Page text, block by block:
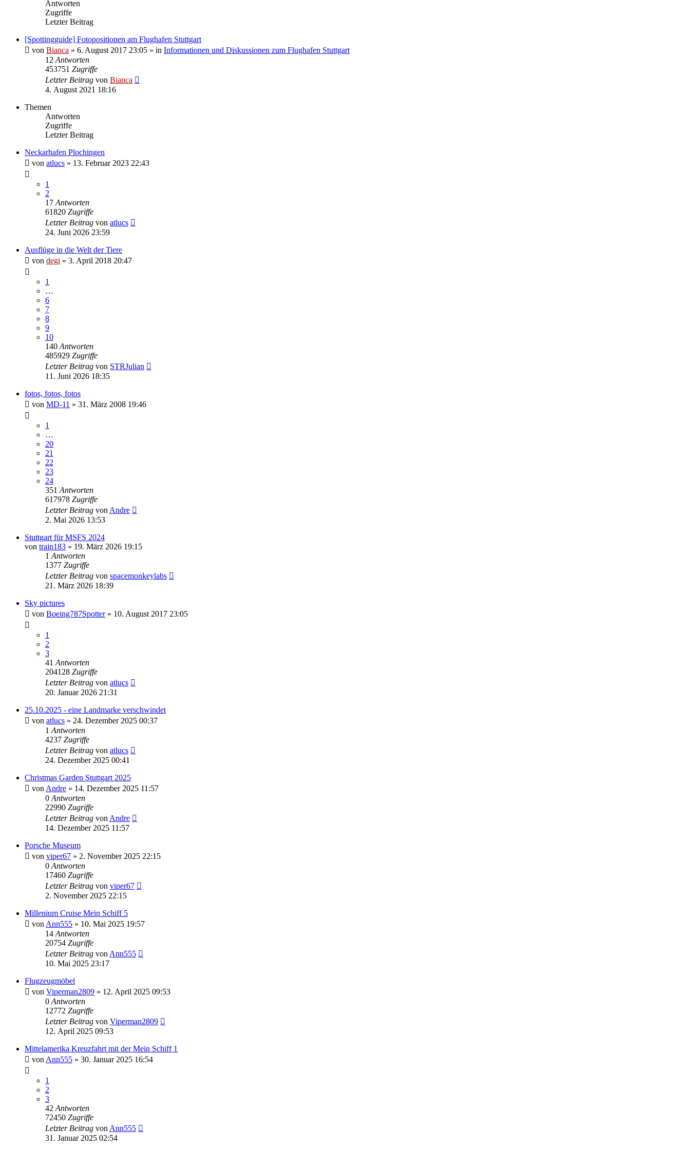
Antworten
Zugriffe
Letzter Beitrag
[Spottingguide] Fotopositionen am Flughafen Stuttgart
von Bianca » 6. August 2017 23:05 » in Informationen und Diskussionen zum Flughafen Stuttgart
12 Antworten
453751 Zugriffe
Letzter Beitrag von Bianca
4. August 2021 18:16
Themen
Antworten
Zugriffe
Letzter Beitrag
Neckarhafen Plochingen
von atlucs » 13. Februar 2023 22:43
1
2
17 Antworten
61820 Zugriffe
Letzter Beitrag von atlucs
24. Juni 2026 23:59
Ausflüge in die Welt der Tiere
von degi » 3. April 2018 20:47
1
…
6
7
8
9
10
140 Antworten
485929 Zugriffe
Letzter Beitrag von STRJulian
11. Juni 2026 18:35
fotos, fotos, fotos
von MD-11 » 31. März 2008 19:46
1
…
20
21
22
23
24
351 Antworten
617978 Zugriffe
Letzter Beitrag von Andre
2. Mai 2026 13:53
Stuttgart für MSFS 2024
von train183 » 19. März 2026 19:15
1 Antworten
1377 Zugriffe
Letzter Beitrag von spacemonkeylabs
21. März 2026 18:39
Sky pictures
von Boeing787Spotter» 10. August 2017 23:05
1
2
3
41 Antworten
204128 Zugriffe
Letzter Beitrag von atlucs
20. Januar 2026 21:31
25.10.2025 - eine Landmarke verschwindet
von atlucs » 24. Dezember 2025 00:37
1 Antworten
4237 Zugriffe
Letzter Beitrag von atlucs
24. Dezember 2025 00:41
Christmas Garden Stuttgart 2025
von Andre » 14. Dezember 2025 11:57
0 Antworten
22990 Zugriffe
Letzter Beitrag von Andre
14. Dezember 2025 11:57
Porsche Museum
von viper67 » 2. November 2025 22:15
0 Antworten
17460 Zugriffe
Letzter Beitrag von viper67
2. November 2025 22:15
Millenium Cruise Mein Schiff 5
von Ann555 » 10. Mai 2025 19:57
14 Antworten
20754 Zugriffe
Letzter Beitrag von Ann555
10. Mai 2025 23:17
Flugzeugmöbel
von Viperman2809 » 12. April 2025 09:53
0 Antworten
12772 Zugriffe
Letzter Beitrag von Viperman2809
12. April 2025 09:53
Mittelamerika Kreuzfahrt mit der Mein Schiff 1
von Ann555 » 30. Januar 2025 16:54
1
2
3
42 Antworten
72450 Zugriffe
Letzter Beitrag von Ann555
31. Januar 2025 02:54